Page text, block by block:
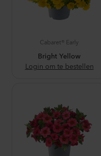
Cabaret® Early
Bright Yellow
Login om te bestellen